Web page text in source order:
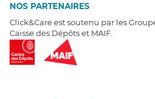
NOS PARTENAIRES
Click&Care est soutenu par les
Caisse des Dépôts et MAIF.